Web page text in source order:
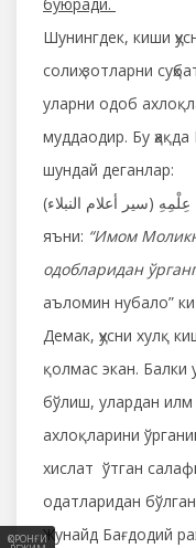
ҚОРОНҒИ
Шунингдек, киши
солиҳ зотларни
уларни одоб
муддаодир. Бу ҳақда
шундай деганлар:
(سير أعلام النبلاء)
яъни: “Имом
одобларидан
аъломин нубало”
Демак, ҳусни хулқ
қолмас экан. Балки
бўлиш, улардан
ахлоқларини
хислат ўтган
одатларидан
Жунайд Бағдодий